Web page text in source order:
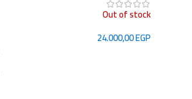
Out of stock
24.000,00EGP